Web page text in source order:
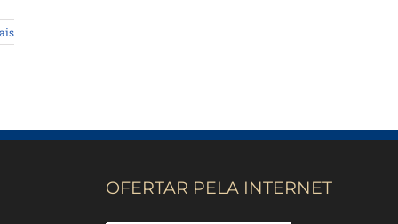
OFERTAR PELA INTERNET